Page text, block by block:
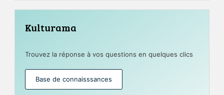
Kulturama
Trouvez la réponse à vos questions en quelques clics
Base de connaisssances